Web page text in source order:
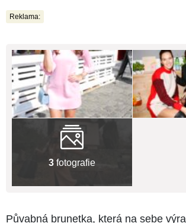
Reklama:
3 fotografie
Půvabná brunetka, která na sebe